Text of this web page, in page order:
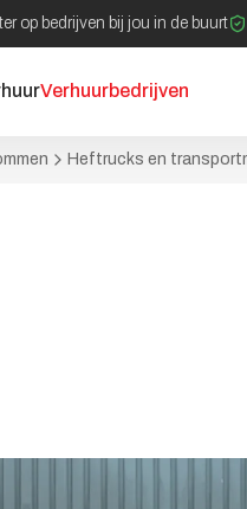
op bedrijven bij jou in de buurt
Verhuurbedrijven
Heftrucks en